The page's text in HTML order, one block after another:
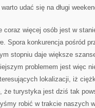
udać się na długi
coraz więcej osób jest w
Spora konkurencja pośród
stopniu daje większe
problemem jest więc
lokalizacji, iż
że turystyka jest dziś tak
robić w trakcie naszych